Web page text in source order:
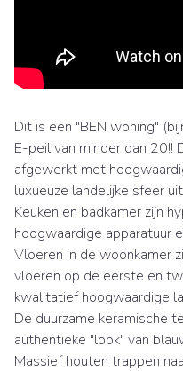
Dit is een "BEN woning"
E-peil van minder dan
afgewerkt met
luxueuze landelijke sfeer
Keuken en badkamer zijn
hoogwaardige apparatuur
Vloeren in de woonkamer
vloeren op de eerste en
kwalitatief hoogwaardige
De duurzame keramische
authentieke "look" van
Massief houten trappen